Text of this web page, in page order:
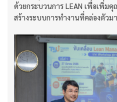
ด้วยกระบวนการ LEAN เพื่อเพิ่ม
สร้างระบบการทำงานที่คล่องตัวม